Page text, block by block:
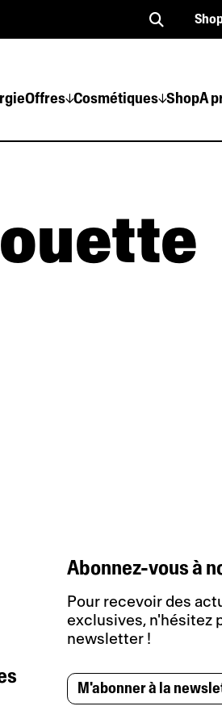
Offres Cosmétiques ShopA
Abonnez-vous à
Pour recevoir des
exclusives, n'hésitez
newsletter !
M'abonner à la